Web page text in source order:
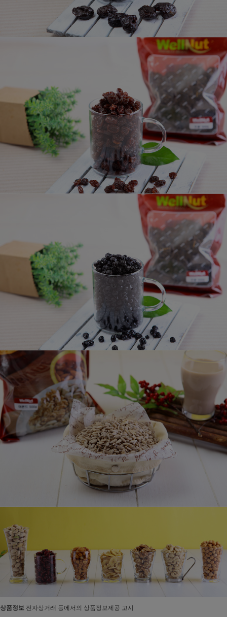
상품정보 전자상거래 등에서의 상품정보제공 고시